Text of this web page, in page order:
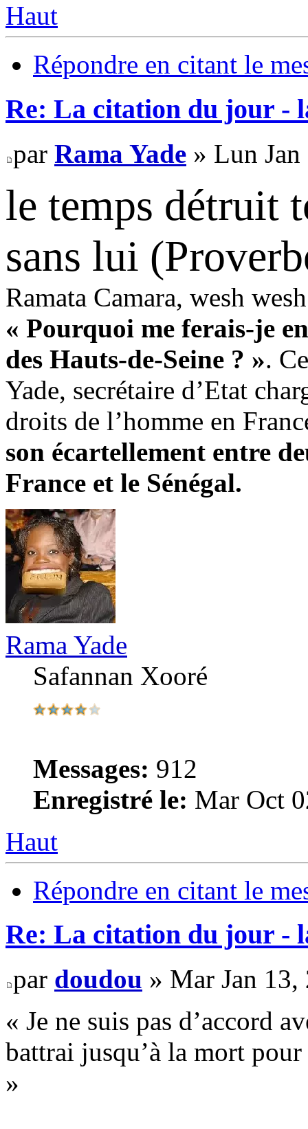
Haut
Répondre en citant le
Re: La citation du jour -
par Rama Yade » Lun
le temps détruit
sans lui
Ramata Camara, wesh wesh
« Pourquoi me ferais-je
des Hauts-de-Seine ? ».
Yade, secrétaire d’Etat
droits de l’homme en
son écartellement entre
France et le Sénégal.
Rama Yade
Safannan Xooré
Messages: 912
Enregistré le: Mar Oct
Haut
Répondre en citant le
Re: La citation du jour -
par doudou » Mar Jan
« Je ne suis pas d’accord
battrai jusqu’à la mort
»